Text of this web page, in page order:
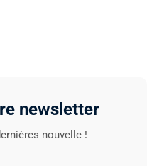
newsletter
nouvelle !